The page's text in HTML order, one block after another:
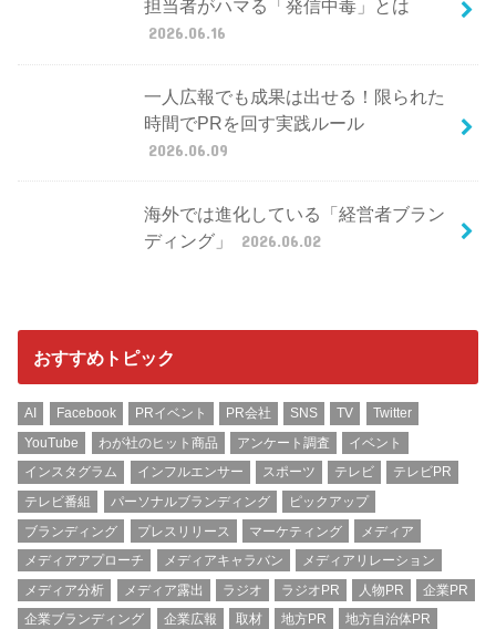
担当者がハマる「発信中毒」とは
2026.06.16
一人広報でも成果は出せる！限られた
時間でPRを回す実践ルール
2026.06.09
海外では進化している「経営者ブラン
ディング」
2026.06.02
おすすめトピック
AI Facebook PRイベント PR会社 SNS TV
Twitter
YouTube
わが社のヒット商品 アンケート調査
イベント
インスタグラム
インフルエンサー スポーツ テレビ
テレビPR
テレビ番組
パーソナルブランディング
ピックアップ
ブランディング
プレスリリース マーケティング
メディア
メディアアプローチ
メディアキャラバン
メディアリレーション
メディア分析
メディア露出 ラジオ ラジオPR 人物PR
企業PR
企業ブランディング
企業広報 取材 地方PR
地方自治体PR